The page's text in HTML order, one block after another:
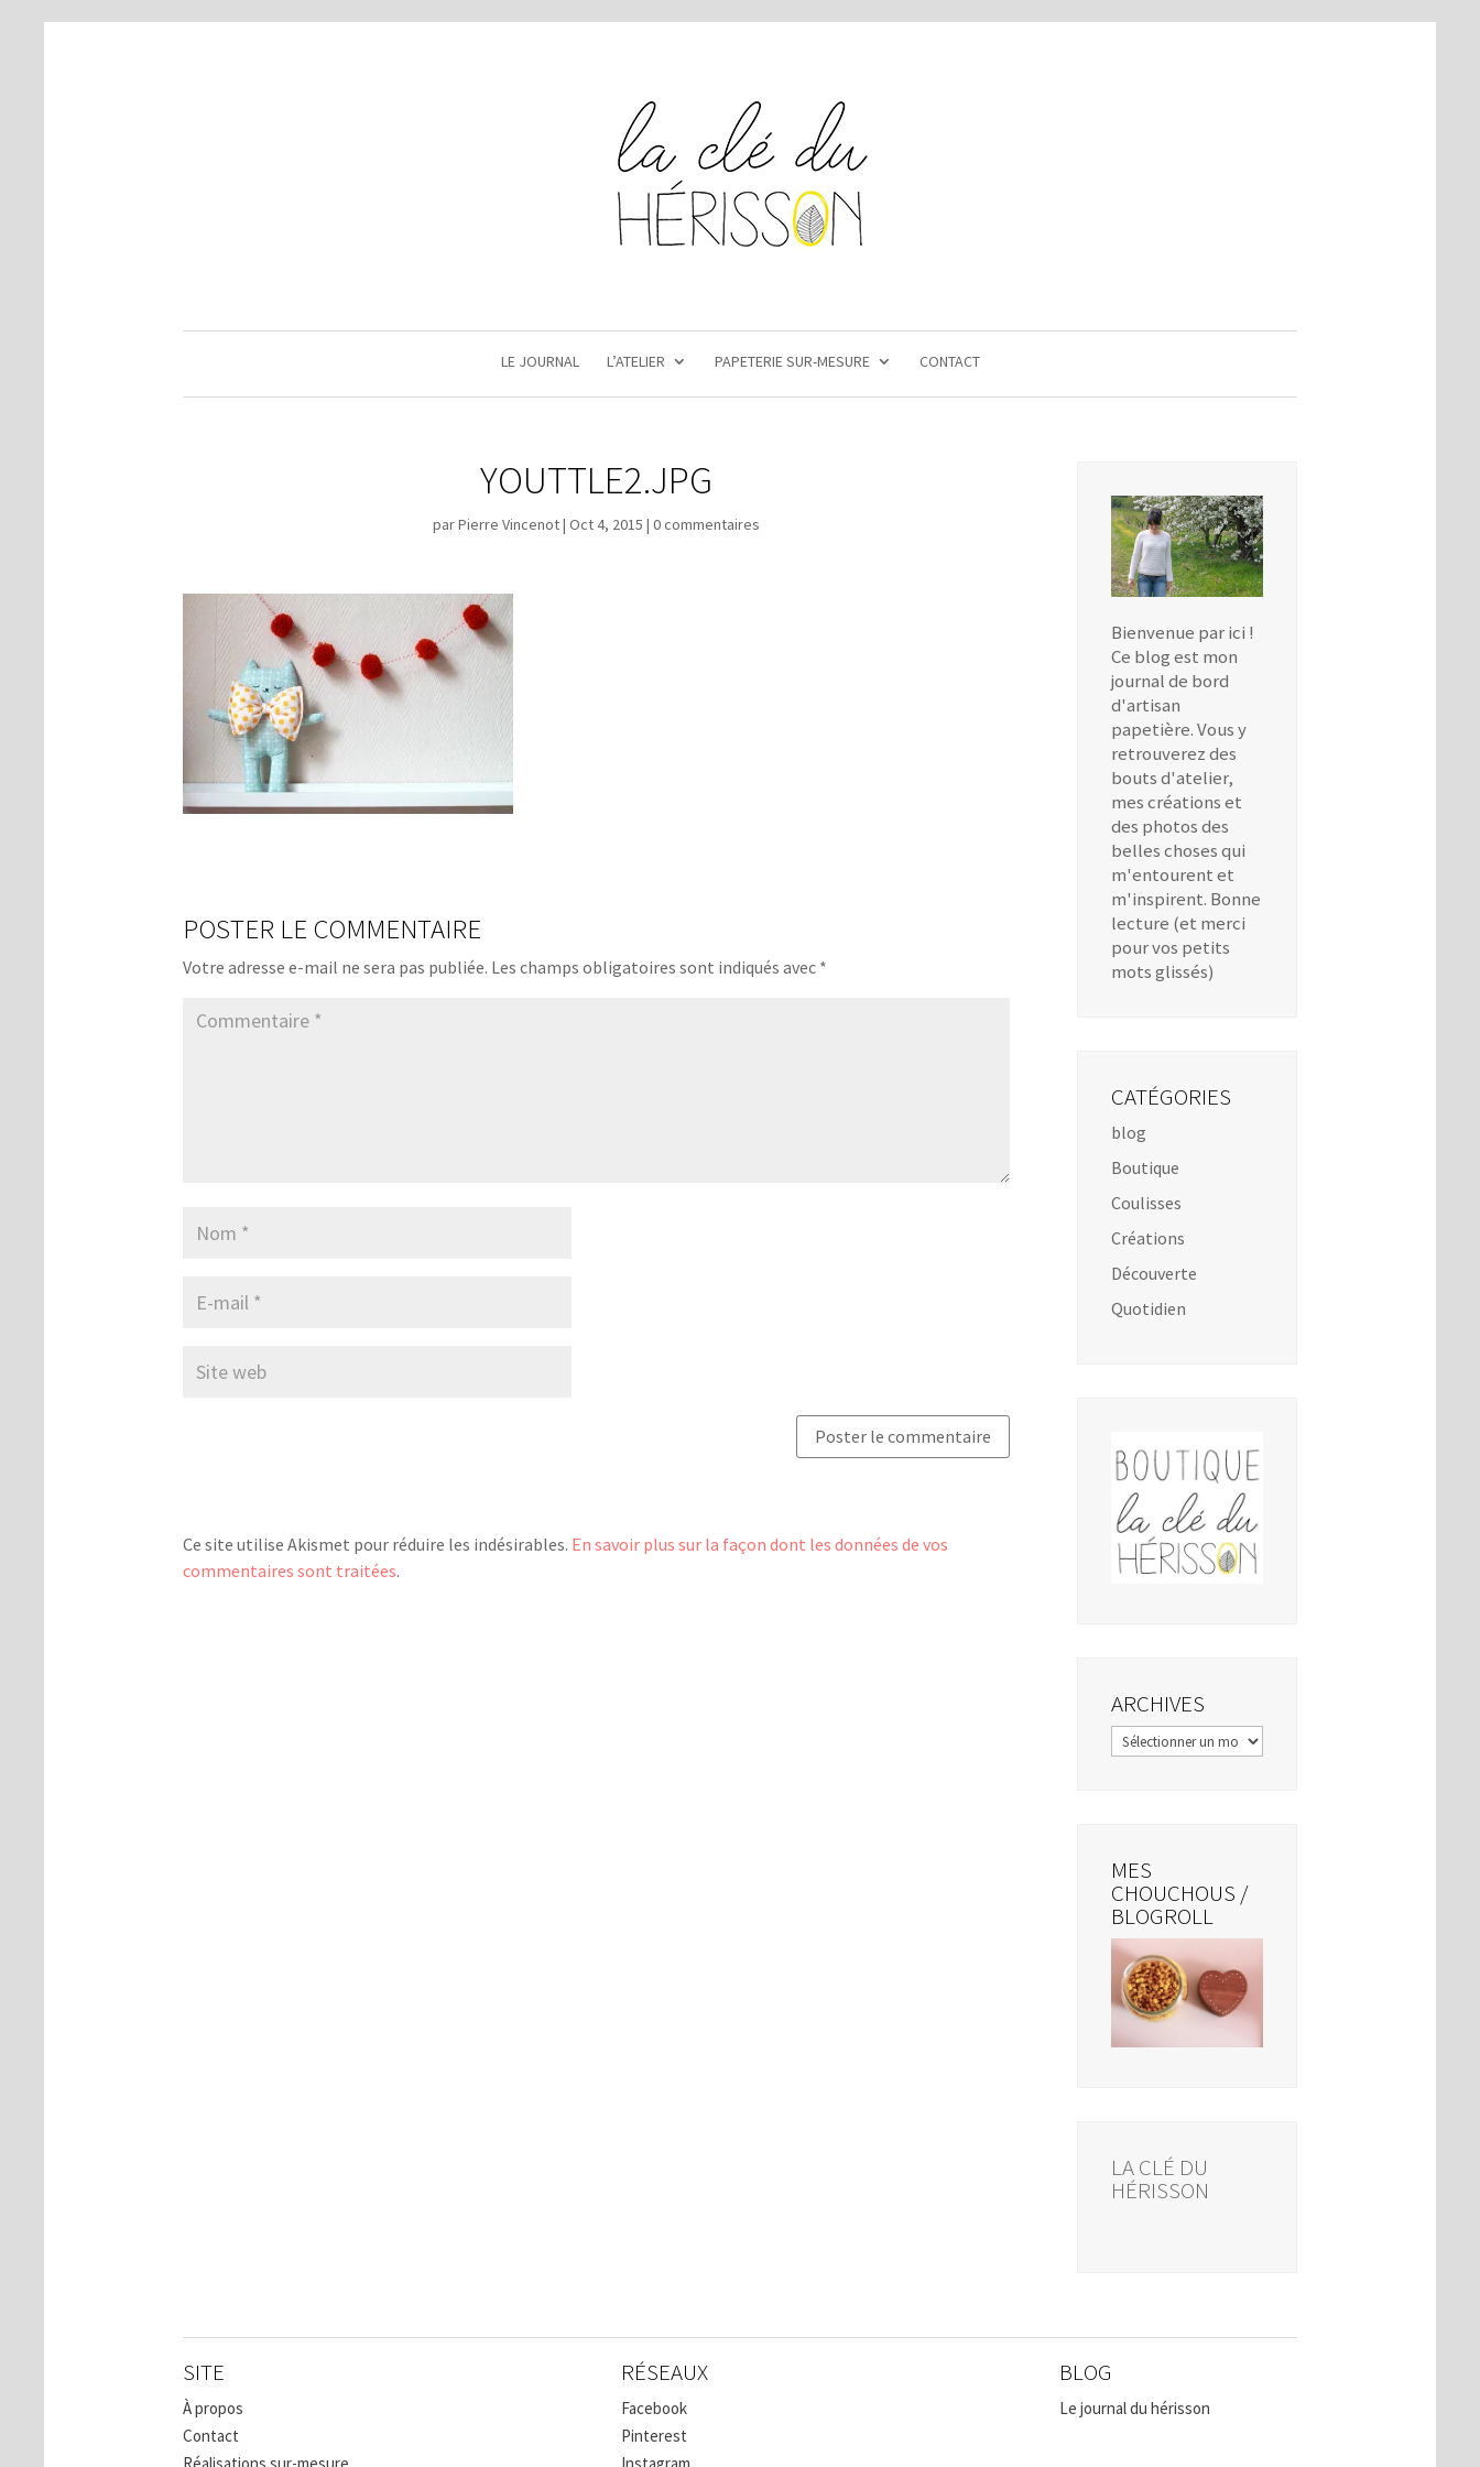
LE JOURNAL L’ATELIER PAPETERIE SUR-MESURE CONTACT
YOUTTLE2.JPG
parPierre Vincenot|Oct 4, 2015 |0 commentaires
POSTER LE COMMENTAIRE
Votre adresse e-mail ne sera pas publiée. Les champs obligatoires sont indiqués avec *
Ce site utilise Akismet pour réduire les indésirables. En savoir plus sur la façon dont les données de vos
commentaires sont traitées.
Bienvenue par ici !
Ce blog est mon
journal de bord
d'artisan
papetière. Vous y
retrouverez des
bouts d'atelier,
mes créations et
des photos des
belles choses qui
m'entourent et
m'inspirent. Bonne
lecture (et merci
pour vos petits
mots glissés)
CATÉGORIES
blog
Boutique
Coulisses
Créations
Découverte
Quotidien
ARCHIVES
Archives
MES
CHOUCHOUS /
BLOGROLL
LA CLÉ DU
HÉRISSON
SITE
À propos
Contact
RÉSEAUX
Facebook
Pinterest
BLOG
Le journal du hérisson